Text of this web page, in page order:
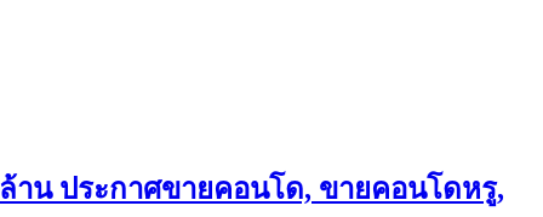
าน ประกาศขายคอนโด, ขายคอนโดหรู,